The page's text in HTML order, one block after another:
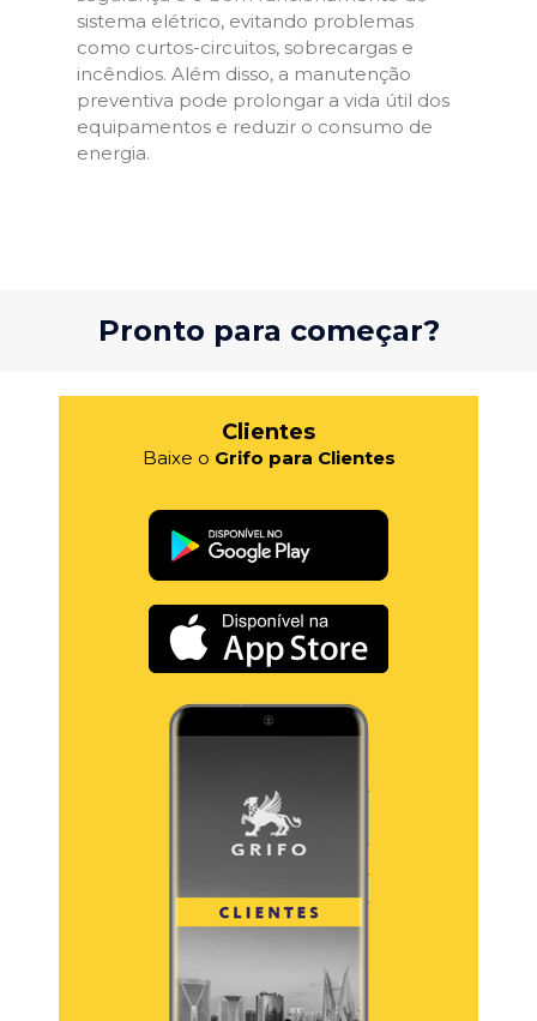
sistema elétrico, evitando problemas
como curtos-circuitos, sobrecargas e
incêndios. Além disso, a manutenção
preventiva pode prolongar a vida útil dos
equipamentos e reduzir o consumo de
energia.
Pronto para começar?
Clientes
Baixe o Grifo para Clientes